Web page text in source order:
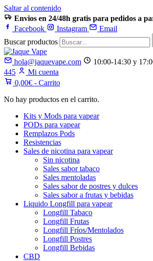
Saltar al contenido
Envios en 24/48h gratis para pedidos a
Facebook
Instagram
Email
Buscar productos
hola@jaquevape.com 10:00-14:30 y
445
Mi cuenta
0,00€ - Carrito
No hay productos en el carrito.
Kits y Mods para vapear
PODs para vapear
Remplazos Pods
Resistencias
Sales de nicotina para vapear
Sin nicotina
Sales sabor tabaco
Sales mentoladas
Sales sabor de postres y dulces
Sales sabor a frutas y bebidas
Liquido Longfill para vapear
Longfill Tabaco
Longfill Frutas
Longfill Fríos/Mentolados
Longfill Postres
Longfill Bebidas
CBD